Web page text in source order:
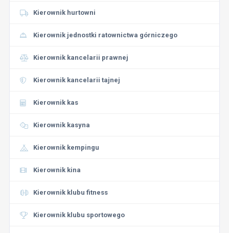
Kierownik hurtowni
Kierownik jednostki ratownictwa górniczego
Kierownik kancelarii prawnej
Kierownik kancelarii tajnej
Kierownik kas
Kierownik kasyna
Kierownik kempingu
Kierownik kina
Kierownik klubu fitness
Kierownik klubu sportowego